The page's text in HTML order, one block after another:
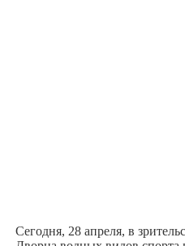
Сегодня, 28 апреля, в